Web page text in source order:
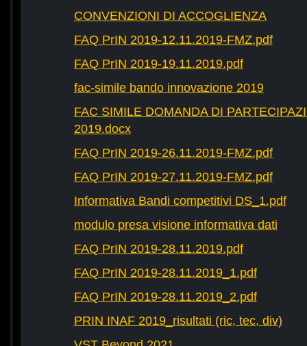
CONVENZIONI DI ACCOGLIENZA
FAQ PrIN 2019-12.11.2019-FMZ.pdf
FAQ PrIN 2019-19.11.2019.pdf
fac-simile bando innovazione 2019
FAC SIMILE DOMANDA DI
2019.docx
FAQ PrIN 2019-26.11.2019-FMZ.pdf
FAQ PrIN 2019-27.11.2019-FMZ.pdf
Informativa Bandi competitivi DS_1.pdf
modulo presa visione informativa dati
FAQ PrIN 2019-28.11.2019.pdf
FAQ PrIN 2019-28.11.2019_1.pdf
FAQ PrIN 2019-28.11.2019_2.pdf
PRIN INAF 2019_risultati (ric, tec, div)